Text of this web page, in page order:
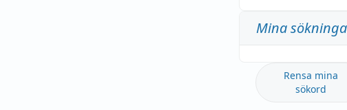
Mina
Rensa mina
sökord